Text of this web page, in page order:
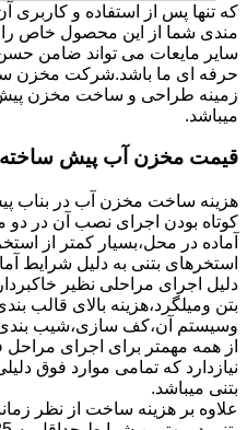
که تنها پس از استفاده و
مندی شما از این محصول خاص
سایر مایعات می تواند ضامن حسن
حرفه ای ما باشد.شرکت مخزن
زمینه طراحی و ساخت مخزن
میباشد.
قیمت مخزن آب پیش ساخته
هزینه ساخت مخزن آب در بناب
کوتاه بودن اجرای نصب آن در
آماده در محل،بسیار کمتر از
استخرهای بتنی به دلیل شرایط
دلیل اجرای مراحلی نظیر
بتن ومیلگرد،هزینه بالای قالب
وسیستم آن،کف سازی،شیب
از همه مهمتر برای اجرای مراحل
نیازدارد که تمامی موارد فوق
بتنی میباشد.
علاوه بر هزینه ساخت از نظر